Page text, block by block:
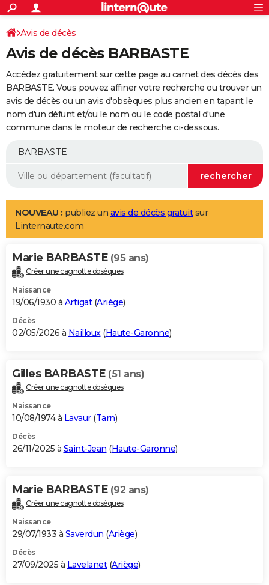
ACTUALITÉS
Politique
Société
Faits Divers
Education
Monde
Villes
+
SPORT
Coupe du monde 2026
Football
Tennis
Cyclisme
Rugby
Forum
Programme TV
TNT
Streaming
Cinéma
Sorties cinéma
Musique
+
FINANCE
Retraite
Epargne
Immobilier
Risques naturels par ville
Banque
Assurance
AUTO
Essais
Réserver un essai
Citadines
Berlines
SUV
Forum auto
+
Mobiles
Meilleur smartphone
Internet
Ordinateurs
Jeux vidéo
Guide high-tech
Aménagement intérieur
LIFESTYLE
Art de vivre
Bien-être
Loisirs
Mode
Modes de vie
Alimentation
Guide de la santé
Maladies
Médicaments
Sommeil
VOYAGE
Destinations
City break
Voyage nature
Voyage de noces
Forum
Climat
+PHOTO
GUIDES D'ACHAT
BONS PLANS
Carte de Noël
Carte Bonne année
Carte Saint-Valentin
Carte Pâques
Carte d'anniversaire
DICTIONNAIRE
Dictionnaire
Biographies
Citations
Expressions
Proverbes
PROGRAMME TV
S'inscrire
Se connecter
Lycées
Collèges
Primaires
Universités
Entreprises
Service militaire
Avis de recherche
AVIS DE DÉCÈS
Bricolage
Lifestyle
Culture
Sport
Auto
Television
Voyage
Cinema
Avis de décès
Avis de décès BARBASTE
Accédez gratuitement sur cette page au carnet des décès des
BARBASTE. Vous pouvez affiner votre recherche ou trouver un
avis de décès ou un avis d'obsèques plus ancien en tapant le
nom d'un défunt et/ou le nom ou le code postal d'une
commune dans le moteur de recherche ci-dessous.
NOUVEAU : publiez un avis de décès gratuitsur
Linternaute.com
Marie BARBASTE (95 ans)
Créer une cagnotte obsèques
Naissance
19/06/1930 à Artigat(Ariège)
Décès
02/05/2026 à Nailloux(Haute-Garonne)
Gilles BARBASTE (51 ans)
Créer une cagnotte obsèques
Naissance
10/08/1974 à Lavaur(Tarn)
Décès
26/11/2025 à Saint-Jean (Haute-Garonne)
Marie BARBASTE (92 ans)
Créer une cagnotte obsèques
Naissance
29/07/1933 à Saverdun (Ariège)
Décès
27/09/2025 à Lavelanet(Ariège)